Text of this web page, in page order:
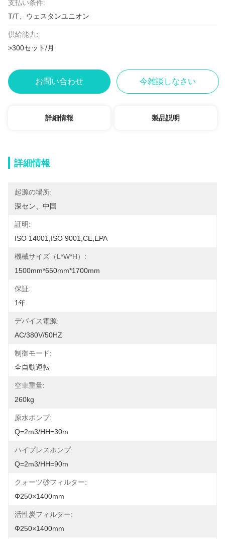
支払い条件:
T/T、ウェスタンユニオン
供給能力:
>300セット/月
お問い合わせ 今雑談しなさい
詳細情報 製品説明
詳細情報
起源の場所:
深セン、中国
証明:
ISO 14001,ISO 9001,CE,EPA
機械サイズ（L*W*H）:
1500mm*650mm*1700mm
保証:
1年
デバイス電源:
AC/380V/50HZ
制御モード:
全自動運転
空車重量:
260kg
原水ポンプ:
Q=2m3/HH=30m
ハイプレスポンプ:
Q=2m3/HH=90m
クォーツ砂フィルター:
Φ250×1400mm
活性炭フィルター:
Φ250×1400mm